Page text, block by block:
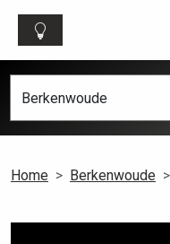
Home Berkenwoude